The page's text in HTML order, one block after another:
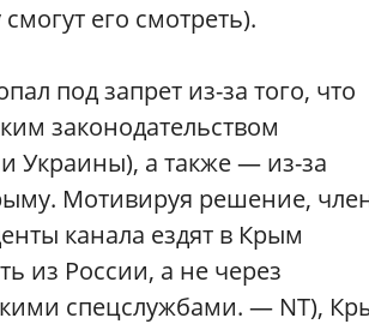
его смотреть).
под запрет из-за того, что
законодательством
Украины), а также — из-за
Мотивируя решение,
канала ездят в Крым
из России, а не через
спецслужбами. — NT),